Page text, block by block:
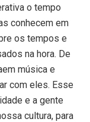
o tempo
conhecem em
os tempos e
na hora. De
música e
com eles. Esse
e a gente
cultura, para